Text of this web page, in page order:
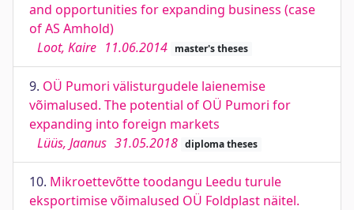
and opportunities for expanding business (case
of AS Amhold)
Loot, Kaire 11.06.2014 master's theses
9. OÜ Pumori välisturgudele laienemise
võimalused. The potential of OÜ Pumori for
expanding into foreign markets
Lüüs, Jaanus 31.05.2018 diploma theses
10. Mikroettevõtte toodangu Leedu turule
eksportimise võimalused OÜ Foldplast näitel.